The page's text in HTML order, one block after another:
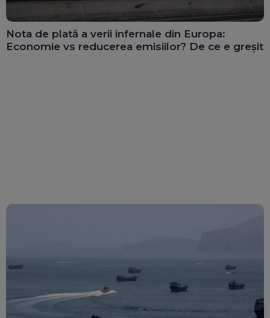
Nota de plată a verii infernale din Europa:
Economie vs reducerea emisiilor? De ce e greșit